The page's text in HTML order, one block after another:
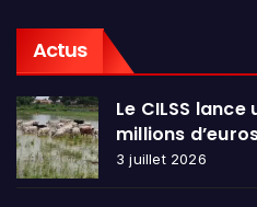
Actus
Le CILSS
millions
3 juillet 2026